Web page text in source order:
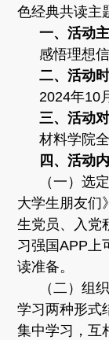
色经典共读主
一、活动
感悟理想
二、活动
2024年10
三、活动
材料学院
四、活动
（一）选
大学生朋友们
生党员、入党
习强国APP上
读准备。
（二）组
学习两种形式
集中学习，互